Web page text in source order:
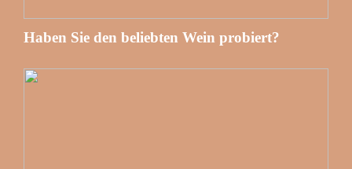
Haben Sie den beliebten Wein probiert?